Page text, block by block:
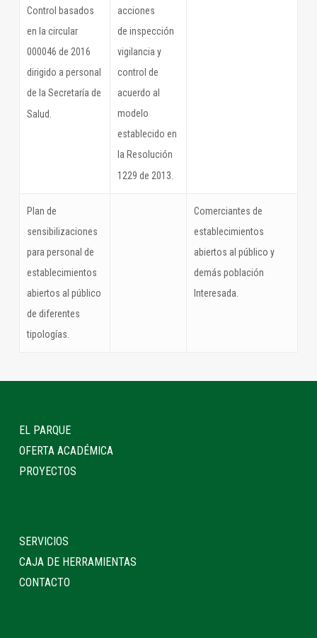
Control basados
en la circular
000046 de 2016
dirigido a personal
de la Secretaría de
Salud.
acciones
de inspección
vigilancia y
control de
acuerdo al
modelo
establecido en
la Resolución
1229 de 2013.
Plan de
sensibilizaciones
para personal de
establecimientos
abiertos al público
de diferentes
tipologías.
Comerciantes de
establecimientos
abiertos al público y
demás población
Interesada.
EL PARQUE
OFERTA ACADÉMICA
PROYECTOS
SERVICIOS
CAJA DE HERRAMIENTAS
CONTACTO